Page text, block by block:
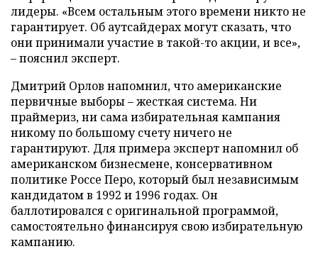
лидеры. «Всем остальным этого времени никто не
гарантирует. Об аутсайдерах могут сказать, что
они принимали участие в такой-то акции, и все»,
– пояснил эксперт.
Дмитрий Орлов напомнил, что американские
первичные выборы – жесткая система. Ни
праймериз, ни сама избирательная кампания
никому по большому счету ничего не
гарантируют. Для примера эксперт напомнил об
американском бизнесмене, консервативном
политике Россе Перо, который был независимым
кандидатом в 1992 и 1996 годах. Он
баллотировался с оригинальной программой,
самостоятельно финансируя свою избирательную
кампанию.